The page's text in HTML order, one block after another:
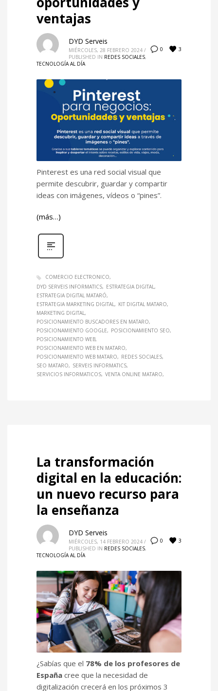
ventajas
0 3
DYD Serveis
MIÉRCOLES, 28 FEBRERO 2024 /
PUBLISHED IN REDES SOCIALES,
TECNOLOGÍA AL DÍA
Pinterest es una red social visual que
permite descubrir, guardar y compartir
ideas con imágenes, vídeos o “pines”.
(más…)
COMERCIO ELECTRONICO
DYD SERVEIS INFORMATICS
ESTRATEGIA DIGITAL
ESTRATEGIA DIGITAL MATARÓ
ESTRATEGIA MARKETING DIGITAL
KIT DIGITAL MATARO
MARKETING DIGITAL
POSICIONAMIENTO BUSCADORES EN MATARO
POSICIONAMIENTO GOOGLE
POSICIONAMIENTO SEO
POSICIONAMIENTO WEB
POSICIONAMIENTO WEB EN MATARO
POSICIONAMIENTO WEB MATARO
REDES SOCIALES
SEO MATARO
SERVEIS INFORMATICS
SERVICIOS INFORMATICOS VENTA ONLINE MATARO
La transformación
digital en la educación:
un nuevo recurso para
la enseñanza
0 3
DYD Serveis
MIÉRCOLES, 14 FEBRERO 2024 /
PUBLISHED IN REDES SOCIALES,
TECNOLOGÍA AL DÍA
¿Sabías que el 78% de los profesores de
España cree que la necesidad de
digitalización crecerá en los próximos 3